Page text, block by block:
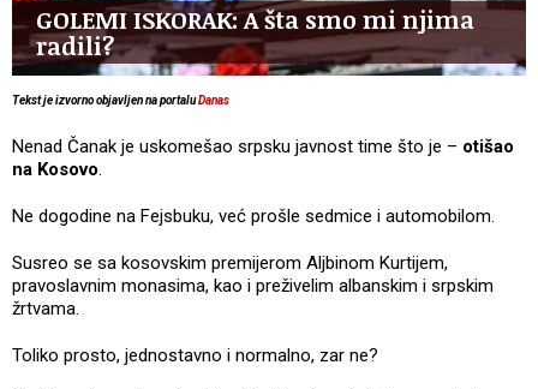
GOLEMI ISKORAK: A šta smo mi njima
radili?
Tekst je izvorno objavljen na portaluDanas
Nenad Čanak je uskomešao srpsku javnost time što je – otišao
na Kosovo.
Ne dogodine na Fejsbuku, već prošle sedmice i automobilom.
Susreo se sa kosovskim premijerom Aljbinom Kurtijem,
pravoslavnim monasima, kao i preživelim albanskim i srpskim
žrtvama.
Toliko prosto, jednostavno i normalno, zar ne?